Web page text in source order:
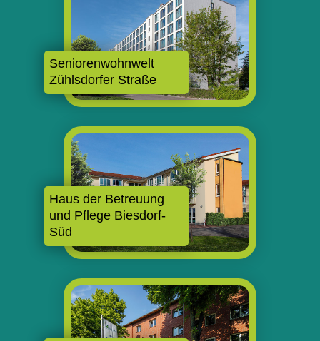
Seniorenwohnwelt
Zühlsdorfer Straße
Haus der Betreuung
und Pflege Biesdorf-
Süd